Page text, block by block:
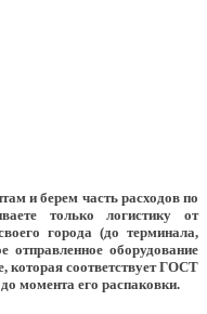
и берем часть расходов по
только логистику от
города (до терминала,
оборудование
которая соответствует ГОСТ
момента его распаковки.